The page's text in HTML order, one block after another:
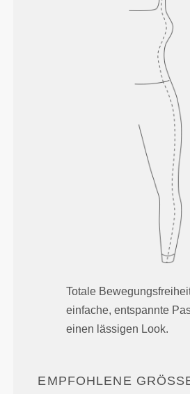
Totale
einfache, entspannte
einen lässigen Look.
EMPFOHLENE GRÖSSE